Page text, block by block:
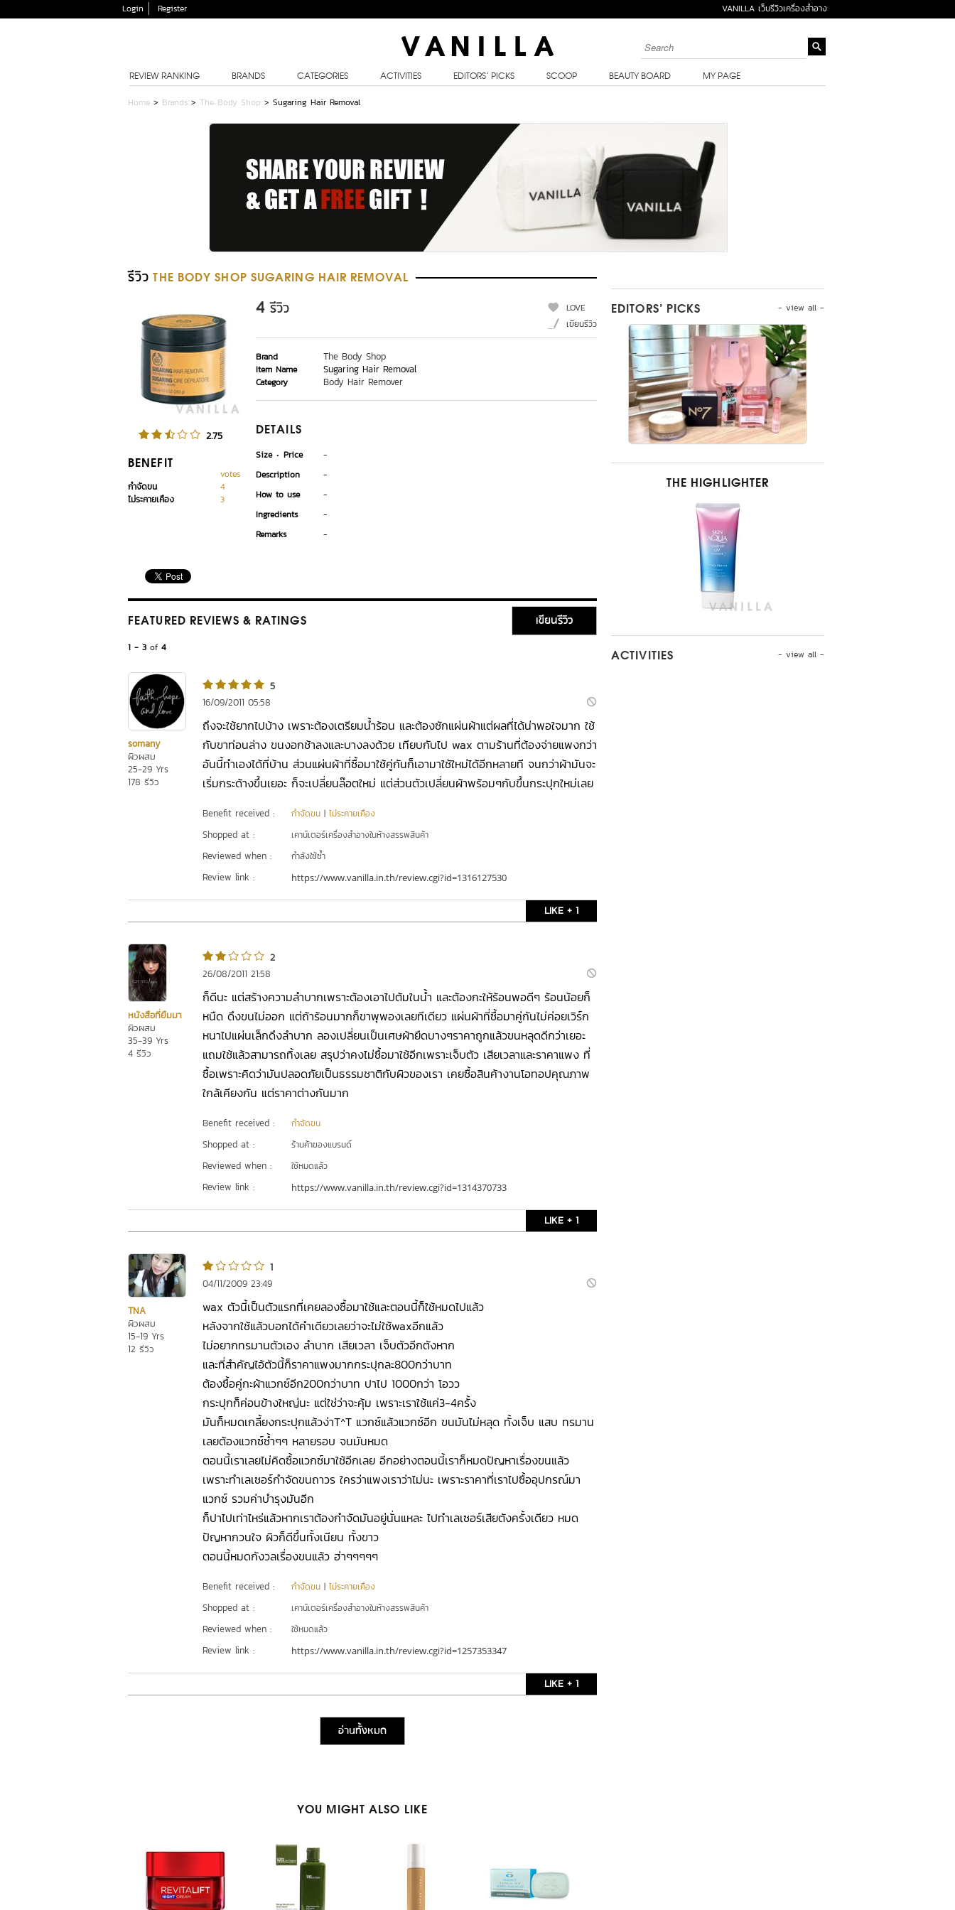
Login Register VANILLA เว็บรีวิวเครื่องสำอาง
REVIEW RANKING BRANDS CATEGORIES ACTIVITIES EDITORS’ PICKS SCOOP BEAUTY BOARD MY PAGE
Home > Brands > The Body Shop > Sugaring Hair Removal
รีวิว THE BODY SHOP SUGARING HAIR REMOVAL
2.75
BENEFIT
votes
กำจัดขน
4
ไม่ระคายเคือง
3
4 รีวิว
LOVE
เขียนรีวิว
Brand The Body Shop
Item Name Sugaring Hair Removal
Category Body Hair Remover
DETAILS
Size Price
-
Description
-
How to use
-
Ingredients
-
Remarks
-
FEATURED REVIEWS & RATINGS เขียนรีวิว
1 - 3 of 4
somany
ผิวผสม
25-29 Yrs
178 รีวิว
5
16/09/2011 05:58
ถึงจะใช้ยากไปบ้าง เพราะต้องเตรียมน้ำร้อน และต้องซักแผ่นผ้าแต่ผลที่ได้น่าพอใจมาก ใช้
กับขาท่อนล่าง ขนงอกช้าลงและบางลงด้วย เทียบกับไป wax ตามร้านที่ต้องจ่ายแพงกว่า
อันนี้ทำเองได้ที่บ้าน ส่วนแผ่นผ้าที่ซื้อมาใช้คู่กันก็เอามาใช้ใหม่ได้อีกหลายที จนกว่าผ้ามันจะ
เริ่มกระด้างขึ้นเยอะ ก็จะเปลี่ยนล๊อตใหม่ แต่ส่วนตัวเปลี่ยนผ้าพร้อมๆกับขึ้นกระปุกใหม่เลย
Benefit received : กำจัดขน | ไม่ระคายเคือง
Shopped at : เคาน์เตอร์เครื่องสำอางในห้างสรรพสินค้า
Reviewed when : กำลังใช้ซ้ำ
Review link : https://www.vanilla.in.th/review.cgi?id=1316127530
LIKE + 1
หนังสือที่ยืมมา
ผิวผสม
35-39 Yrs
4 รีวิว
2
26/08/2011 21:58
ก็ดีนะ แต่สร้างความลำบากเพราะต้องเอาไปต้มในน้ำ และต้องกะให้ร้อนพอดีๆ ร้อนน้อยก็
หนืด ดึงขนไม่ออก แต่ถ้าร้อนมากก็ขาพุพองเลยทีเดียว แผ่นผ้าที่ซื้อมาคู่กันไม่ค่อยเวิร์ก
หนาไปแผ่นเล็กดึงลำบาก ลองเปลี่ยนเป็นเศษผ้ายืดบางๆราคาถูกแล้วขนหลุดดีกว่าเยอะ
แถมใช้แล้วสามารถทิ้งเลย สรุปว่าคงไม่ซื้อมาใช้อีกเพราะเจ็บตัว เสียเวลาและราคาแพง ที่
ซื้อเพราะคิดว่ามันปลอดภัยเป็นธรรมชาติกับผิวของเรา เคยซื้อสินค้างานโอทอปคุณภาพ
ใกล้เคียงกัน แต่ราคาต่างกันมาก
Benefit received : กำจัดขน
Shopped at : ร้านค้าของแบรนด์
Reviewed when : ใช้หมดแล้ว
Review link : https://www.vanilla.in.th/review.cgi?id=1314370733
LIKE + 1
TNA
ผิวผสม
15-19 Yrs
12 รีวิว
1
04/11/2009 23:49
wax ตัวนี้เป็นตัวแรกที่เคยลองซื้อมาใช้และตอนนี้ก็ใช้หมดไปแล้ว
หลังจากใช้แล้วบอกได้คำเดียวเลยว่าจะไม่ใช้waxอีกแล้ว
ไม่อยากทรมานตัวเอง ลำบาก เสียเวลา เจ็บตัวอีกตังหาก
และที่สำคัญไอ้ตัวนี้ก็ราคาแพงมากกระปุกละ800กว่าบาท
ต้องซื้อคู่กะผ้าแวกซ์อีก200กว่าบาท ปาไป 1000กว่า โอวว
กระปุกก็ค่อนข้างใหญ่นะ แต่ใช่ว่าจะคุ้ม เพราะเราใช้แค่3-4ครั้ง
มันก็หมดเกลี้ยงกระปุกแล้วง่าT^T แวกซ์แล้วแวกซ์อีก ขนมันไม่หลุด ทั้งเจ็บ แสบ ทรมาน
เลยต้องแวกซ์ซ้ำๆๆ หลายรอบ จนมันหมด
ตอนนี้เราเลยไม่คิดซื้อแวกซ์มาใช้อีกเลย อีกอย่างตอนนี้เราก็หมดปัญหาเรื่องขนแล้ว
เพราะทำเลเซอร์กำจัดขนถาวร ใครว่าแพงเราว่าไม่นะ เพราะราคาที่เราไปซื้ออุปกรณ์มา
แวกซ์ รวมค่าบำรุงมันอีก
ก็ปาไปเท่าไหร่แล้วหากเราต้องกำจัดมันอยู่นั่นแหละ ไปทำเลเซอร์เสียตังครั้งเดียว หมด
ปัญหากวนใจ ผิวก็ดีขึ้นทั้งเนียน ทั้งขาว
ตอนนี้หมดกังวลเรื่องขนแล้ว ฮ่าๆๆๆๆๆ
Benefit received : กำจัดขน | ไม่ระคายเคือง
Shopped at : เคาน์เตอร์เครื่องสำอางในห้างสรรพสินค้า
Reviewed when : ใช้หมดแล้ว
Review link : https://www.vanilla.in.th/review.cgi?id=1257353347
LIKE + 1
อ่านทั้งหมด
YOU MIGHT ALSO LIKE
- view all -
EDITORS’ PICKS
THE HIGHLIGHTER
- view all -
ACTIVITIES